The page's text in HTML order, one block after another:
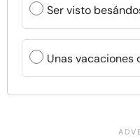
Ser visto
Unas vacaciones